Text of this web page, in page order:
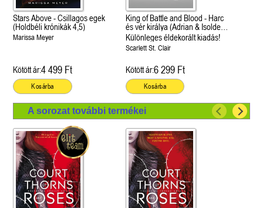
Stars Above - Csillagos egek
(Holdbéli krónikák 4,5)
Marissa Meyer
Kötött ár:4 499 Ft
Kosárba
King of Battle and Blood - Harc
és vér királya (Adrian & Isolde
1.)
Különleges éldekorált kiadás!
Scarlett St. Clair
Kötött ár:6 299 Ft
Kosárba
A sorozat további termékei